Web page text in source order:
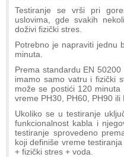
Testiranje se vrši pri
uslovima, gde svakih
doživi fizički stres.
Potrebno je napraviti jednu
minuta.
Prema standardu EN
imamo samo vatru i fizički
može se postići 120
vreme PH30, PH60, PH90 ili
Ukoliko se u testiranje
funkcionalnost kabla i
testiranje sprovedeno
koji definiše vreme
+ fizički stres + voda.